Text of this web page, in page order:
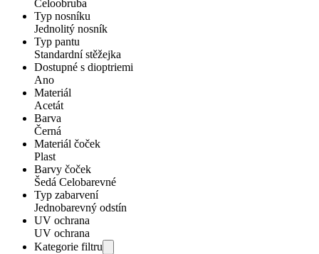
Celoobruba
Typ nosníku
Jednolitý nosník
Typ pantu
Standardní stěžejka
Dostupné s dioptriemi
Ano
Materiál
Acetát
Barva
Černá
Materiál čoček
Plast
Barvy čoček
Šedá Celobarevné
Typ zabarvení
Jednobarevný odstín
UV ochrana
UV ochrana
Kategorie filtru